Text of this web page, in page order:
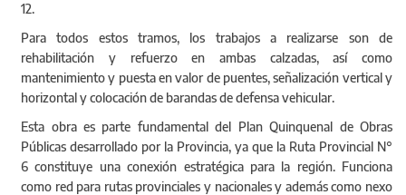
12.
Para todos estos tramos, los trabajos a realizarse son de
rehabilitación y refuerzo en ambas calzadas, así como
mantenimiento y puesta en valor de puentes, señalización vertical y
horizontal y colocación de barandas de defensa vehicular.
Esta obra es parte fundamental del Plan Quinquenal de Obras
Públicas desarrollado por la Provincia, ya que la Ruta Provincial N°
6 constituye una conexión estratégica para la región. Funciona
como red para rutas provinciales y nacionales y además como nexo